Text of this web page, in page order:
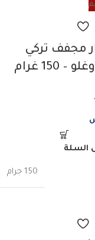
مجفف تركي
150 غرام
السلة
150 جرام